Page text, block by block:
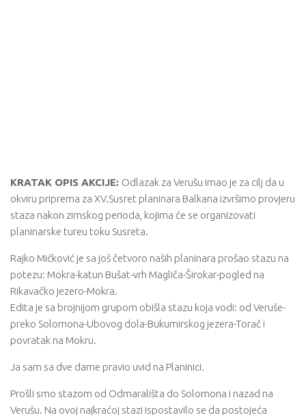
KRATAK OPIS AKCIJE: Odlazak za Verušu imao je za cilj da u
okviru priprema za XV.Susret planinara Balkana izvršimo provjeru
staza nakon zimskog perioda, kojima će se organizovati
planinarske tureu toku Susreta.
Rajko Mićković je sa još četvoro naših planinara prošao stazu na
potezu: Mokra-katun Bušat-vrh Magliča-Širokar-pogled na
Rikavačko jezero-Mokra.
Edita je sa brojnijom grupom obišla stazu koja vodi: od Veruše-
preko Solomona-Ubovog dola-Bukumirskog jezera-Torač i
povratak na Mokru.
Ja sam sa dve dame pravio uvid na Planinici.
Prošli smo stazom od Odmarališta do Solomona i nazad na
Verušu. Na ovoj najkraćoj stazi ispostavilo se da postojeća